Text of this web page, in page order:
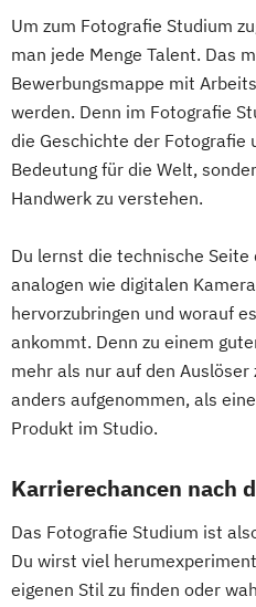
Um zum Fotografie Studium
man jede Menge Talent. Das
Bewerbungsmappe mit
werden. Denn im Fotografie
die Geschichte der Fotografie
Bedeutung für die Welt,
Handwerk zu verstehen.
Du lernst die technische
analogen wie digitalen
hervorzubringen und worauf
ankommt. Denn zu einem
mehr als nur auf den
anders aufgenommen, als
Produkt im Studio.
Karrierechancen nach
Das Fotografie Studium ist
Du wirst viel
eigenen Stil zu finden oder